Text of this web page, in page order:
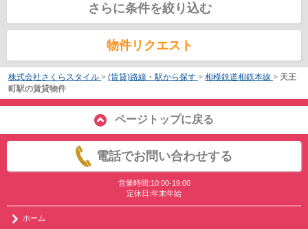
さらに条件を絞り込む
物件リクエスト
株式会社さくらスタイル > (賃貸)路線・駅から探す > 相模鉄道相鉄本線 > 天王
町駅の賃貸物件
ページトップに戻る
電話でお問い合わせする
営業時間:10:00-19:00
定休日:年末年始
ホーム